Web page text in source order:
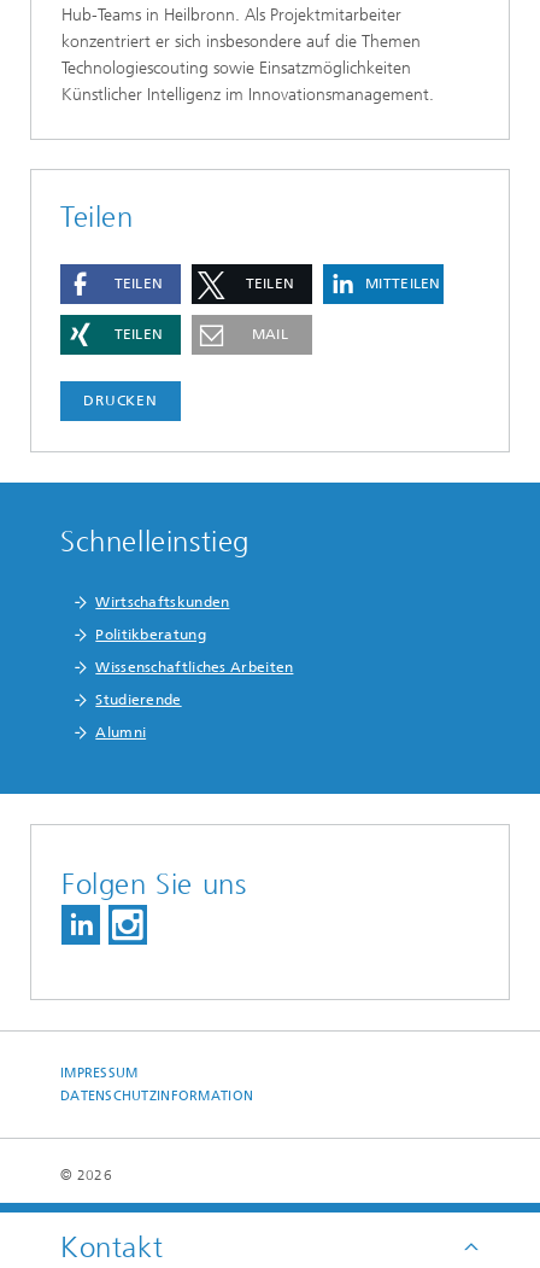
Hub-Teams in Heilbronn. Als Projektmitarbeiter
konzentriert er sich insbesondere auf die Themen
Technologiescouting sowie Einsatzmöglichkeiten
Künstlicher Intelligenz im Innovationsmanagement.
Kontakt
Teilen
TEILEN TEILEN MITTEILEN
TEILEN MAIL
DRUCKEN
Schnelleinstieg
Wirtschaftskunden
Politikberatung
Wissenschaftliches Arbeiten
Studierende
Alumni
Folgen Sie uns
IMPRESSUM
DATENSCHUTZINFORMATION
© 2026